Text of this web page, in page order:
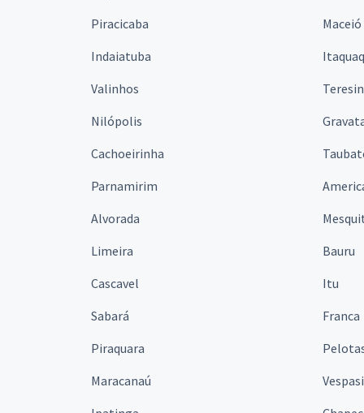
Piracicaba
Maceió
Indaiatuba
Valinhos
Nilópolis
Cachoeirinha
Parnamirim
Alvorada
Limeira
Bauru
Cascavel
Itu
Sabará
Franca
Piraquara
Maracanaú